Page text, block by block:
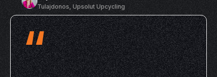
Tulajdonos, Upsolut Upcycling
“